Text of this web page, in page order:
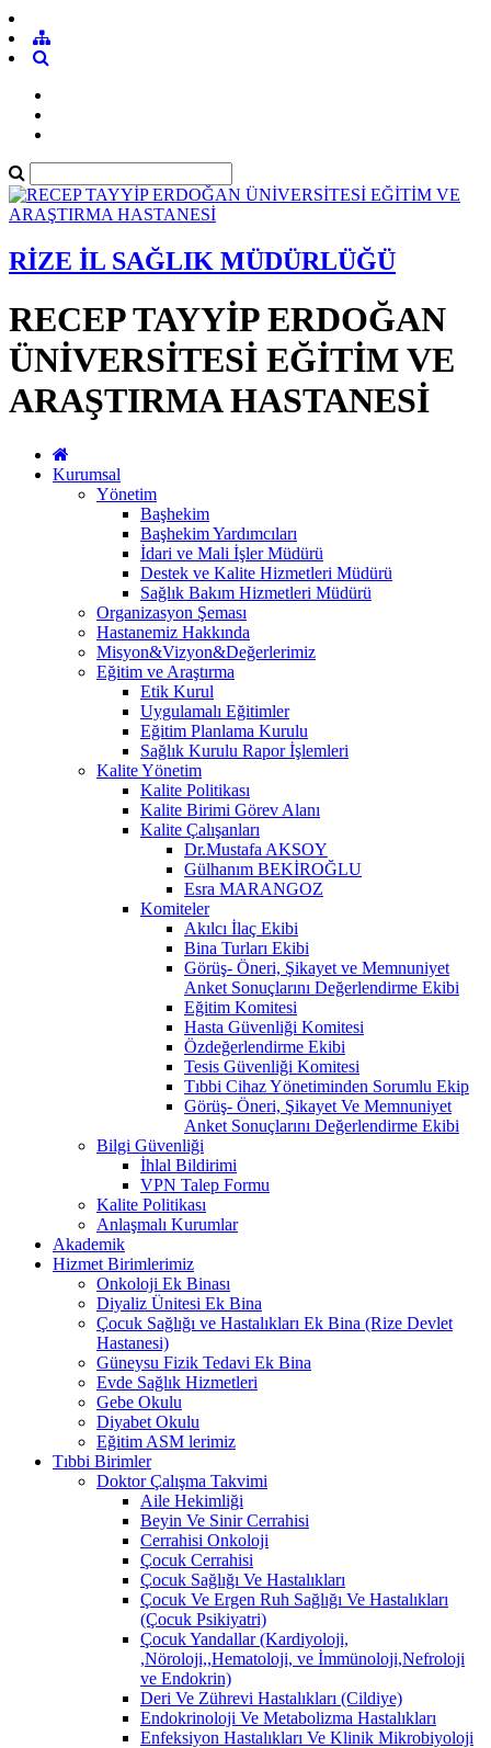
RİZE İL SAĞLIK MÜDÜRLÜĞÜ
RECEP TAYYİP ERDOĞAN
ÜNİVERSİTESİ EĞİTİM VE
ARAŞTIRMA HASTANESİ
Kurumsal
Yönetim
Başhekim
Başhekim Yardımcıları
İdari ve Mali İşler Müdürü
Destek ve Kalite Hizmetleri Müdürü
Sağlık Bakım Hizmetleri Müdürü
Organizasyon Şeması
Hastanemiz Hakkında
Misyon&Vizyon&Değerlerimiz
Eğitim ve Araştırma
Etik Kurul
Uygulamalı Eğitimler
Eğitim Planlama Kurulu
Sağlık Kurulu Rapor İşlemleri
Kalite Yönetim
Kalite Politikası
Kalite Birimi Görev Alanı
Kalite Çalışanları
Dr.Mustafa AKSOY
Gülhanım BEKİROĞLU
Esra MARANGOZ
Komiteler
Akılcı İlaç Ekibi
Bina Turları Ekibi
Görüş- Öneri, Şikayet ve Memnuniyet
Anket Sonuçlarını Değerlendirme Ekibi
Eğitim Komitesi
Hasta Güvenliği Komitesi
Özdeğerlendirme Ekibi
Tesis Güvenliği Komitesi
Tıbbi Cihaz Yönetiminden Sorumlu Ekip
Görüş- Öneri, Şikayet Ve Memnuniyet
Anket Sonuçlarını Değerlendirme Ekibi
Bilgi Güvenliği
İhlal Bildirimi
VPN Talep Formu
Kalite Politikası
Anlaşmalı Kurumlar
Akademik
Hizmet Birimlerimiz
Onkoloji Ek Binası
Diyaliz Ünitesi Ek Bina
Çocuk Sağlığı ve Hastalıkları Ek Bina (Rize Devlet
Hastanesi)
Güneysu Fizik Tedavi Ek Bina
Evde Sağlık Hizmetleri
Gebe Okulu
Diyabet Okulu
Eğitim ASM lerimiz
Tıbbi Birimler
Doktor Çalışma Takvimi
Aile Hekimliği
Beyin Ve Sinir Cerrahisi
Cerrahisi Onkoloji
Çocuk Cerrahisi
Çocuk Sağlığı Ve Hastalıkları
Çocuk Ve Ergen Ruh Sağlığı Ve Hastalıkları
(Çocuk Psikiyatri)
Çocuk Yandallar (Kardiyoloji,
,Nöroloji,,Hematoloji, ve İmmünoloji,Nefroloji
ve Endokrin)
Deri Ve Zührevi Hastalıkları (Cildiye)
Endokrinoloji Ve Metabolizma Hastalıkları
Enfeksiyon Hastalıkları Ve Klinik Mikrobiyoloji